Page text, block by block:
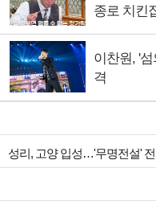
종로 치킨
이찬원, '
격
성리, 고양 입성…'무명전설'